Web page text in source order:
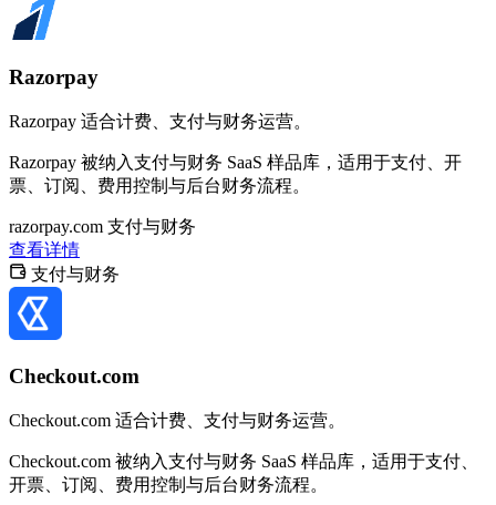
Razorpay
Razorpay 适合计费、支付与财务运营。
Razorpay 被纳入支付与财务 SaaS 样品库，适用于支付、开
票、订阅、费用控制与后台财务流程。
razorpay.com 支付与财务
查看详情
支付与财务
Checkout.com
Checkout.com 适合计费、支付与财务运营。
Checkout.com 被纳入支付与财务 SaaS 样品库，适用于支付、
开票、订阅、费用控制与后台财务流程。